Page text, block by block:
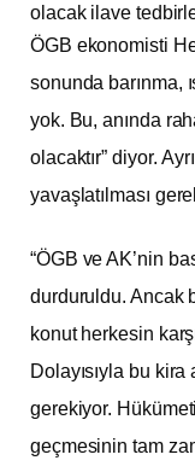
olacak ilave
ÖGB ekonomisti
sonunda barınma,
yok. Bu, anında
olacaktır” diyor.
yavaşlatılması
“ÖGB ve AK’nin
durduruldu. Ancak
konut herkesin
Dolayısıyla bu kira
gerekiyor.
geçmesinin tam